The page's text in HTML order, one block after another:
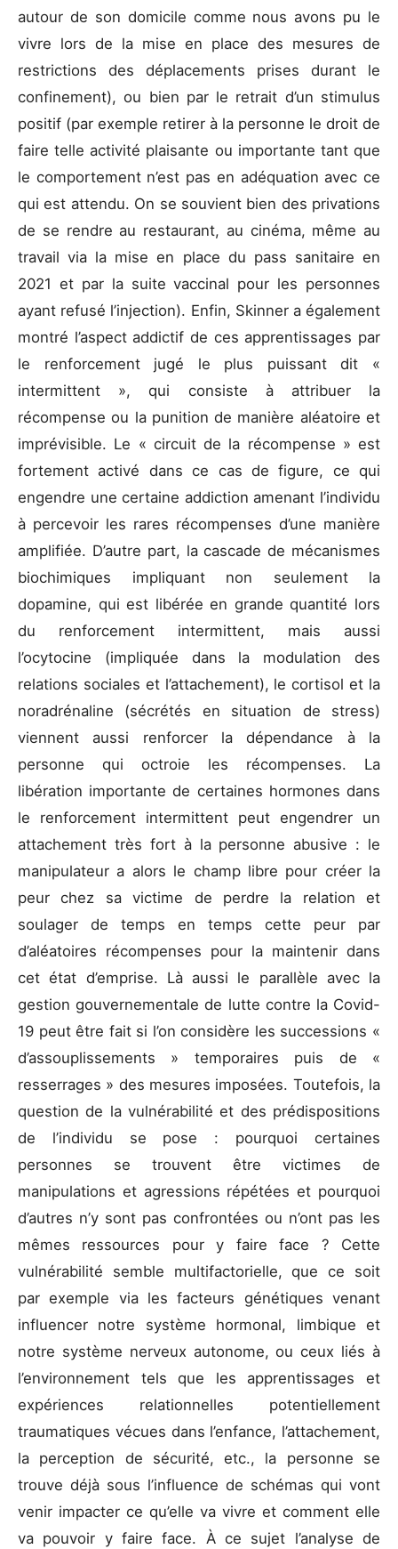
autour de son domicile comme nous avons pu le
vivre lors de la mise en place des mesures de
restrictions des déplacements prises durant le
confinement), ou bien par le retrait d’un stimulus
positif (par exemple retirer à la personne le droit de
faire telle activité plaisante ou importante tant que
le comportement n’est pas en adéquation avec ce
qui est attendu. On se souvient bien des privations
de se rendre au restaurant, au cinéma, même au
travail via la mise en place du pass sanitaire en
2021 et par la suite vaccinal pour les personnes
ayant refusé l’injection). Enfin, Skinner a également
montré l’aspect addictif de ces apprentissages par
le renforcement jugé le plus puissant dit «
intermittent », qui consiste à attribuer la
récompense ou la punition de manière aléatoire et
imprévisible. Le « circuit de la récompense » est
fortement activé dans ce cas de figure, ce qui
engendre une certaine addiction amenant l’individu
à percevoir les rares récompenses d’une manière
amplifiée. D’autre part, la cascade de mécanismes
biochimiques impliquant non seulement la
dopamine, qui est libérée en grande quantité lors
du renforcement intermittent, mais aussi
l’ocytocine (impliquée dans la modulation des
relations sociales et l’attachement), le cortisol et la
noradrénaline (sécrétés en situation de stress)
viennent aussi renforcer la dépendance à la
personne qui octroie les récompenses. La
libération importante de certaines hormones dans
le renforcement intermittent peut engendrer un
attachement très fort à la personne abusive : le
manipulateur a alors le champ libre pour créer la
peur chez sa victime de perdre la relation et
soulager de temps en temps cette peur par
d’aléatoires récompenses pour la maintenir dans
cet état d’emprise. Là aussi le parallèle avec la
gestion gouvernementale de lutte contre la Covid-
19 peut être fait si l’on considère les successions «
d’assouplissements » temporaires puis de «
resserrages » des mesures imposées. Toutefois, la
question de la vulnérabilité et des prédispositions
de l’individu se pose : pourquoi certaines
personnes se trouvent être victimes de
manipulations et agressions répétées et pourquoi
d’autres n’y sont pas confrontées ou n’ont pas les
mêmes ressources pour y faire face ? Cette
vulnérabilité semble multifactorielle, que ce soit
par exemple via les facteurs génétiques venant
influencer notre système hormonal, limbique et
notre système nerveux autonome, ou ceux liés à
l’environnement tels que les apprentissages et
expériences relationnelles potentiellement
traumatiques vécues dans l’enfance, l’attachement,
la perception de sécurité, etc., la personne se
trouve déjà sous l’influence de schémas qui vont
venir impacter ce qu’elle va vivre et comment elle
va pouvoir y faire face. À ce sujet l’analyse de